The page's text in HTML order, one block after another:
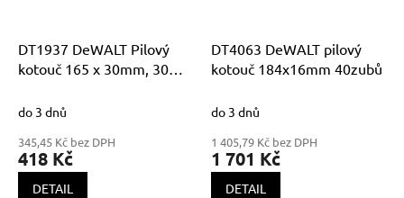
DT1937 DeWALT Pilový
kotouč 165 x 30mm, 30
do 3 dnů
345,45 Kč bez DPH
418 Kč
DETAIL
DT4063 DeWALT pilový
kotouč 184x16mm 40zubů
do 3 dnů
1 405,79 Kč bez DPH
1 701 Kč
DETAIL